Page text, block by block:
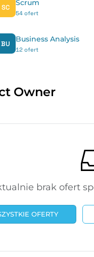
SC
Scrum
54 ofert
BU
Business Analysis
12 ofert
Owner
brak ofert
OFERTY